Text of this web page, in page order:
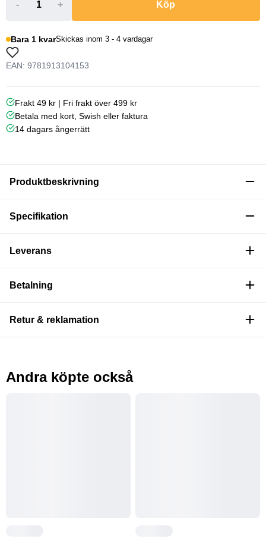
- + Köp
Bara 1 kvarSkickas inom 3 - 4 vardagar
EAN: 9781913104153
Frakt 49 kr | Fri frakt över 499 kr
Betala med kort, Swish eller faktura
14 dagars ångerrätt
Produktbeskrivning
Specifikation
Leverans
Betalning
Retur & reklamation
Andra köpte också